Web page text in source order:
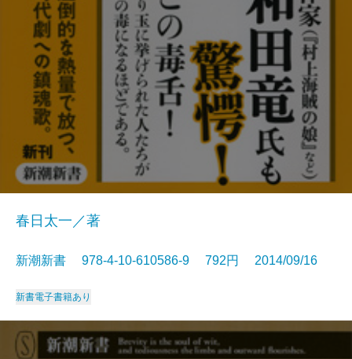
春日太一／著
新潮新書 978-4-10-610586-9 792円 2014/09/16
新書電子書籍あり